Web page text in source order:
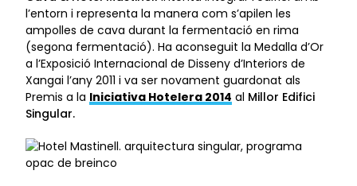
l’entorn i representa la manera com s’apilen les
ampolles de cava durant la fermentació en rima
(segona fermentació). Ha aconseguit la Medalla d’Or
a l’Exposició Internacional de Disseny d’Interiors de
Xangai l’any 2011 i va ser novament guardonat als
Premis a la Iniciativa Hotelera 2014 al Millor Edifici
Singular.